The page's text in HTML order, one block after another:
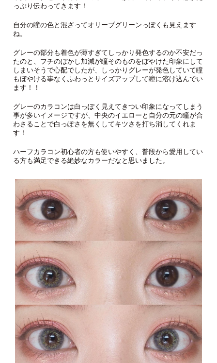
っぷり伝わってきます！
自分の瞳の色と混ざってオリーブグリーンっぽくも見えます
ね。
グレーの部分も着色が薄すぎてしっかり発色するのか不安だっ
たのと、フチのぼかし加減が瞳そのものをぼやけた印象にして
しまいそうで心配でしたが、しっかりグレーが発色していて瞳
もぼやける事なくふわっとサイズアップして瞳に溶け込んでい
ます！！
グレーのカラコンは白っぽく見えてきつい印象になってしまう
事が多いイメージですが、中央のイエローと自分の元の瞳が合
わさることで白っぽさを無くしてキツさを打ち消してくれま
す！
ハーフカラコン初心者の方も使いやすく、普段から愛用してい
る方も満足できる絶妙なカラーだなと思いました。